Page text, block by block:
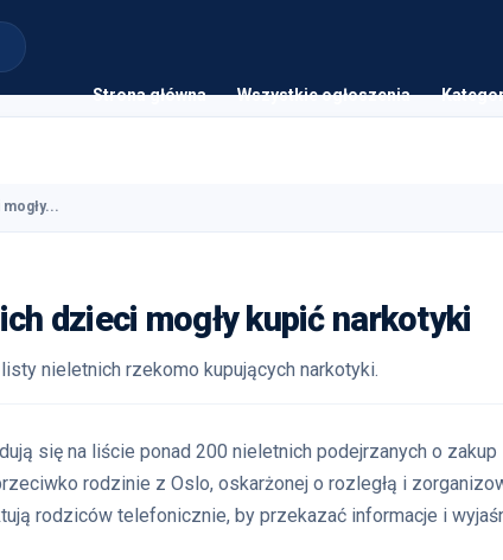
Strona główna Wszystkie ogłoszenia
dzieci mogły kupić narkotyki
nieletnich rzekomo kupujących narkotyki.
się na liście ponad 200 nieletnich podejrzanych o zakup
rodzinie z Oslo, oskarżonej o rozległą i
rodziców telefonicznie, by przekazać informacje i